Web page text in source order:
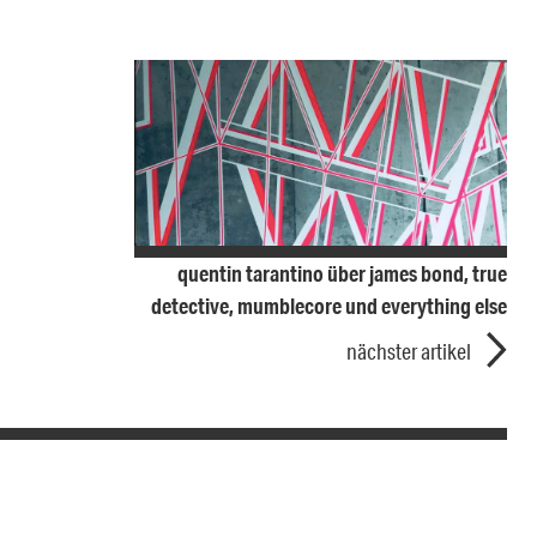
quentin tarantino über james bond, true
detective, mumblecore und everything else
nächster artikel